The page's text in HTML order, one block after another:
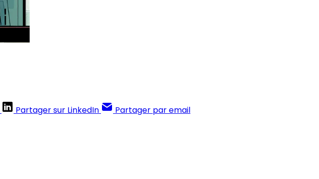
Partager sur LinkedIn Partager par email